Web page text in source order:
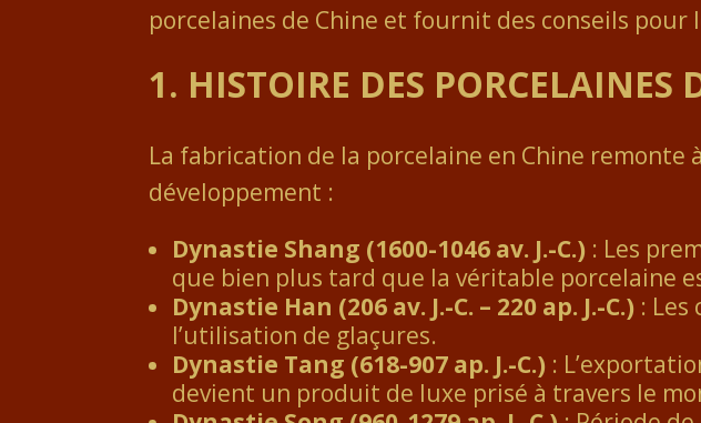
porcelaines de Chine et fournit des conseils
1. HISTOIRE DES PORCELAINES
La fabrication de la porcelaine en Chine remonte
développement :
Dynastie Shang (1600-1046 av. J.-C.) : Les
que bien plus tard que la véritable porcelaine
Dynastie Han (206 av. J.-C. – 220 ap. J.-C.) :
l’utilisation de glaçures.
Dynastie Tang (618-907 ap. J.-C.) :
devient un produit de luxe prisé à travers le